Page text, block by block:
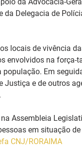
da Delegacia de
locais de vivência
envolvidos na força-
Em
e de outros
Assembleia
em situação
CNJ/RORAIMA